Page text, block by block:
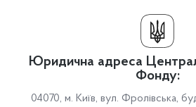
Юридична адреса
Фонду:
04070, м. Київ, вул. Фролівська,